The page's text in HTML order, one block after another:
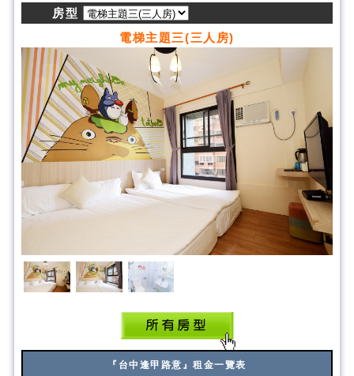
房型
電梯主題三(三人房)
『台中逢甲路意』租金一覽表